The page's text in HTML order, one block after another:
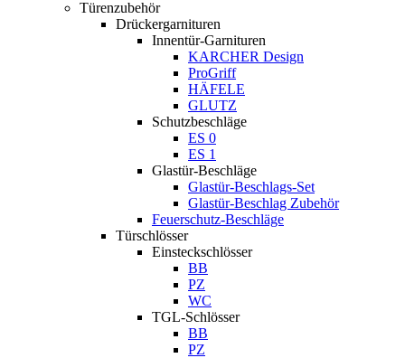
Türenzubehör
Drückergarnituren
Innentür-Garnituren
KARCHER Design
ProGriff
HÄFELE
GLUTZ
Schutzbeschläge
ES 0
ES 1
Glastür-Beschläge
Glastür-Beschlags-Set
Glastür-Beschlag Zubehör
Feuerschutz-Beschläge
Türschlösser
Einsteckschlösser
BB
PZ
WC
TGL-Schlösser
BB
PZ